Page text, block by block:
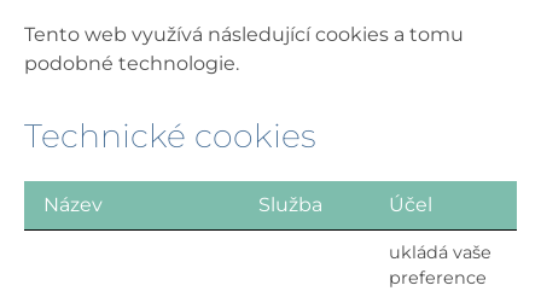
Tento web využívá následující cookies a tomu
podobné technologie.
Technické cookies
Název Služba Účel
ukládá vaše
preference